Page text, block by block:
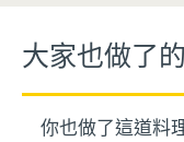
大家也做了
你也做了這道料